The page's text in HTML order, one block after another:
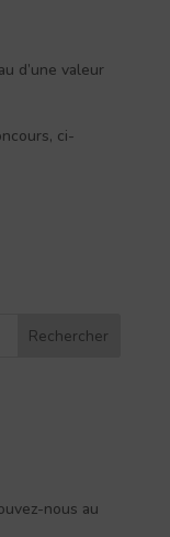
d’une valeur
ci-
Rechercher
nous au